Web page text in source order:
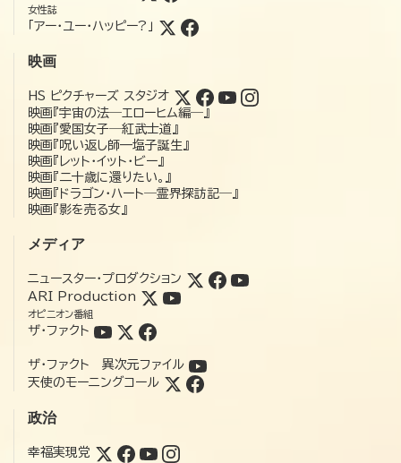
女性誌
「アー・ユー・ハッピー?」
映画
HS ピクチャーズ スタジオ
映画『宇宙の法―エローヒム編―』
映画『愛国女子―紅武士道』
映画『呪い返し師—塩子誕生』
映画『レット・イット・ビー』
映画『二十歳に還りたい。』
映画『ドラゴン・ハート―霊界探訪記―』
映画『影を売る女』
メディア
ニュースター・プロダクション
ARI Production
オピニオン番組
ザ・ファクト
ザ・ファクト 異次元ファイル
天使のモーニングコール
政治
幸福実現党